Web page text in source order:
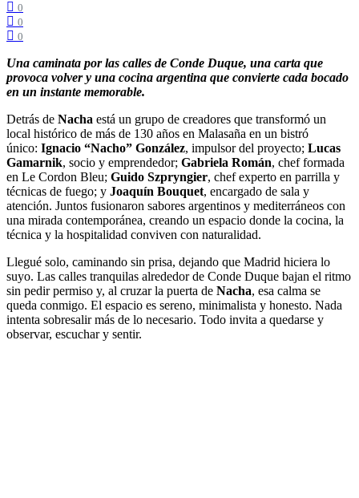
0
0
0
Una caminata por las calles de Conde Duque, una carta que
provoca volver y una cocina argentina que convierte cada bocado
en un instante memorable.
Detrás de Nacha está un grupo de creadores que transformó un
local histórico de más de 130 años en Malasaña en un bistró
único: Ignacio “Nacho” González, impulsor del proyecto; Lucas
Gamarnik, socio y emprendedor; Gabriela Román, chef formada
en Le Cordon Bleu; Guido Szpryngier, chef experto en parrilla y
técnicas de fuego; y Joaquín Bouquet, encargado de sala y
atención. Juntos fusionaron sabores argentinos y mediterráneos con
una mirada contemporánea, creando un espacio donde la cocina, la
técnica y la hospitalidad conviven con naturalidad.
Llegué solo, caminando sin prisa, dejando que Madrid hiciera lo
suyo. Las calles tranquilas alrededor de Conde Duque bajan el ritmo
sin pedir permiso y, al cruzar la puerta de Nacha, esa calma se
queda conmigo. El espacio es sereno, minimalista y honesto. Nada
intenta sobresalir más de lo necesario. Todo invita a quedarse y
observar, escuchar y sentir.